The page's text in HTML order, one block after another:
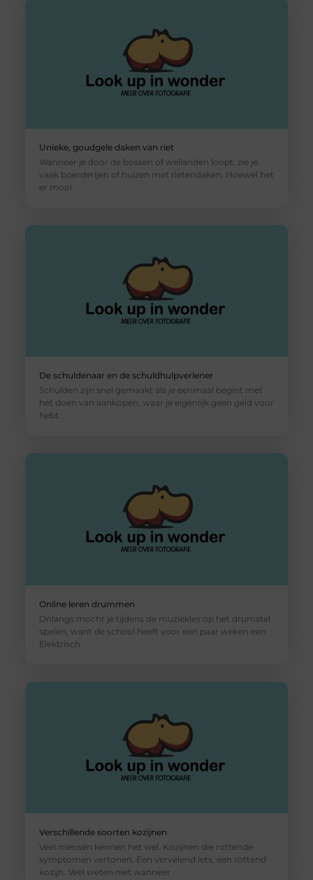
Unieke, goudgele daken van riet
Wanneer je door de bossen of weilanden loopt, zie je
vaak boerderijen of huizen met rietendaken. Hoewel het
er mooi
De schuldenaar en de schuldhulpverlener
Schulden zijn snel gemaakt als je eenmaal begint met
het doen van aankopen, waar je eigenlijk geen geld voor
hebt.
Online leren drummen
Onlangs mocht je tijdens de muziekles op het drumstel
spelen, want de school heeft voor een paar weken een
Elektrisch
Verschillende soorten kozijnen
Veel mensen kennen het wel. Kozijnen die rottende
symptomen vertonen. Een vervelend iets, een rottend
kozijn. Veel weten niet wanneer